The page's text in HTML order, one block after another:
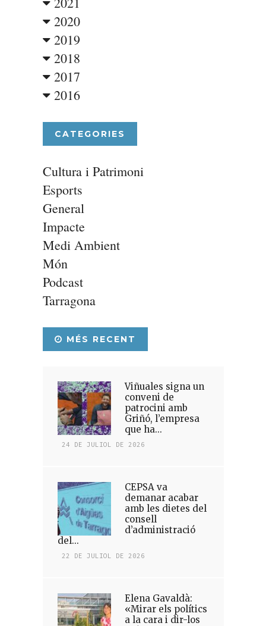
2020
2019
2018
2017
2016
CATEGORIES
Cultura i Patrimoni
Esports
General
Impacte
Medi Ambient
Món
Podcast
Tarragona
MÉS RECENT
Viñuales signa un
conveni de
patrocini amb
Griñó, l’empresa
que ha...
24 DE JULIOL DE 2026
CEPSA va
demanar acabar
amb les dietes del
consell
d’administració
del...
22 DE JULIOL DE 2026
Elena Gavaldà:
«Mirar els polítics
a la cara i dir-los